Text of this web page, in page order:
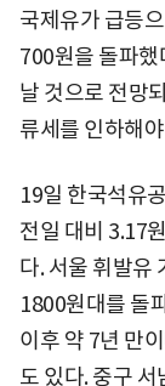
국제유가 급등
700원을 돌파했
날 것으로 전망
류세를 인하해
19일 한국석유
전일 대비 3.17
다. 서울 휘발유
1800원대를 돌
이후 약 7년 만
도 있다. 중구